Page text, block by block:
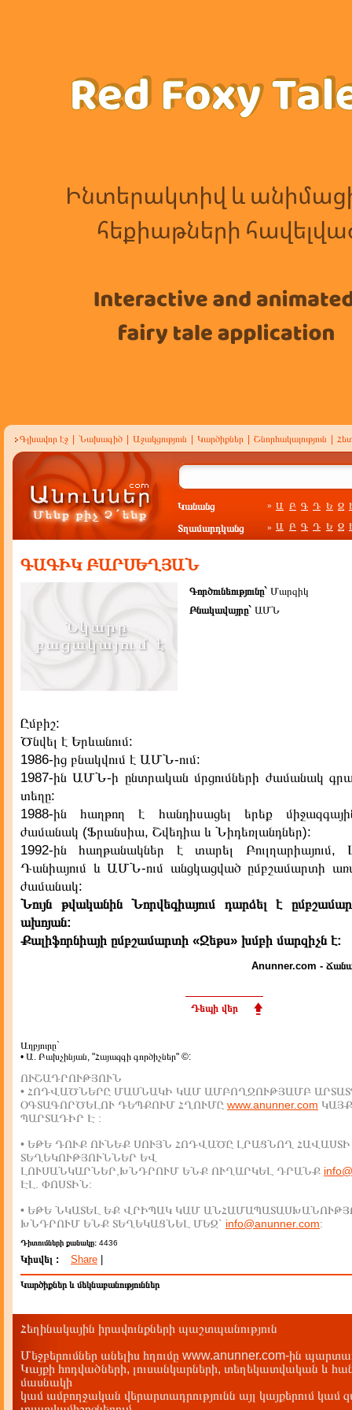
Գլխավոր էջ Նախագիծ Աջակցություն Կարծիքներ Շնորհակալություն
Կանանց » Ա Բ Գ Դ Ե Զ
Տղամարդկանց » Ա Բ Գ Դ Ե Զ
ԳԱԳԻԿ ԲԱՐՍԵՂՅԱՆ
Գործունեությունը` Մարզիկ
Բնակավայրը` ԱՄՆ
Ըմբիշ:
Ծնվել է Երևանում:
1986-ից բնակվում է ԱՄՆ-ում:
1987-ին ԱՄՆ-ի ընտրական մրցումների ժամանակ
տեղը:
1988-ին հաղթող է հանդիսացել երեք
ժամանակ (Ֆրանսիա, Շվեդիա և Նիդեռլանդներ):
1992-ին հաղթանակներ է տարել Բուլղարիայում,
Դանիայում և ԱՄՆ-ում անցկացված ըմբշամարտի
ժամանակ:
Նույն թվականին Նորվեգիայում դարձել է
ախոյան:
Քալիֆորնիայի ըմբշամարտի «Ջեթս» խմբի մարզիչն է:
Anunner.com -
Դեպի վեր
Աղբյուրը`
• Ա. Բախչինյան, "Հայազգի գործիչներ" ©:
ՈՒՇԱԴՐՈՒԹՅՈՒՆ
• ՀՈԴՎԱԾՆԵՐԸ ՄԱՍՆԱԿԻ ԿԱՄ ԱՄԲՈՂՋՈՒԹՅԱՄԲ
ՕԳՏԱԳՈՐԾԵԼՈՒ ԴԵՊՔՈՒՄ ՀՂՈՒՄԸ www.anunner.com
ՊԱՐՏԱԴԻՐ Է :
• ԵԹԵ ԴՈՒՔ ՈՒՆԵՔ ՍՈՒՅՆ ՀՈԴՎԱԾԸ ԼՐԱՑՆՈՂ ՀԱՎԱՍՏԻ
ՏԵՂԵԿՈՒԹՅՈՒՆՆԵՐ ԵՎ
ԼՈՒՍԱՆԿԱՐՆԵՐ,ԽՆԴՐՈՒՄ ԵՆՔ ՈՒՂԱՐԿԵԼ ԴՐԱՆՔ
ԷԼ. ՓՈՍՏԻՆ:
• ԵԹԵ ՆԿԱՏԵԼ ԵՔ ՎՐԻՊԱԿ ԿԱՄ
ԽՆԴՐՈՒՄ ԵՆՔ ՏԵՂԵԿԱՑՆԵԼ ՄԵԶ` info@anunner.com:
Դիտումների քանակը: 4436
Կիսվել : Share
Կարծիքներ և մեկնաբանություններ
Հեղինակային իրավունքների պաշտպանություն
Մեջբերումներ անելիս հղումը www.anunner.com-ին
Կայքի հոդվածների, լուսանկարների, տեղեկատվական և
մասնակի
կամ ամբողջական վերարտադրությունն այլ կայքերում կամ